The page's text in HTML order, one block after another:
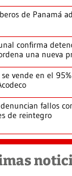
de Panamá
confirma
una nueva
vende en el
fallos
de reintegro